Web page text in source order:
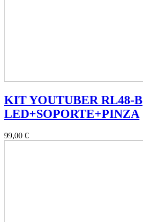
KIT YOUTUBER RL48-B
LED+SOPORTE+PINZA
99,00 €